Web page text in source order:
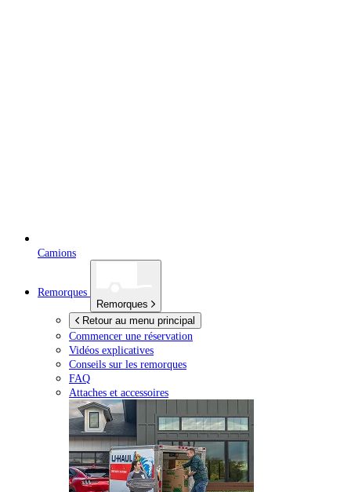
Camions
Remorques
Remorques
Retour au menu principal
Commencer une réservation
Vidéos explicatives
Conseils sur les remorques
FAQ
Attaches et accessoires